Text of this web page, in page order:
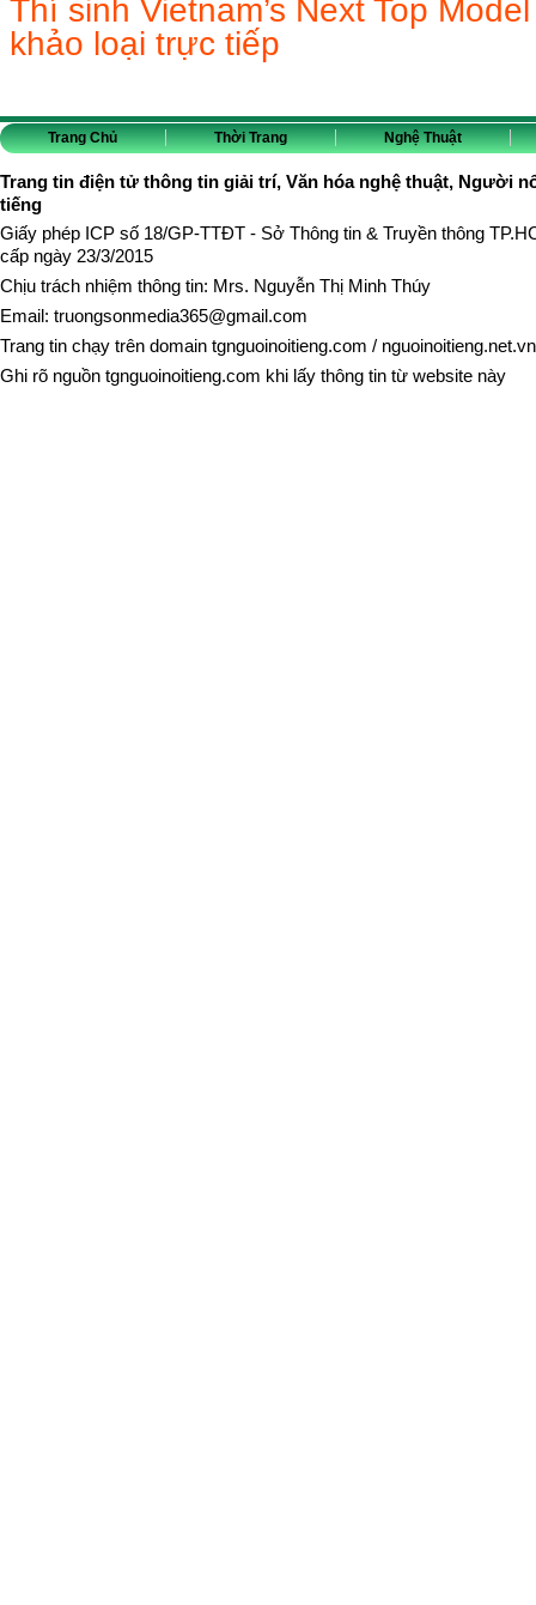
Thí sinh Vietnam’s Next Top
khảo loại trực tiếp
Trang Chủ Thời Trang Nghệ Thuật
Trang tin điện tử thông tin giải trí, Văn hóa nghệ thuật, Người
tiếng
Giấy phép ICP số 18/GP-TTĐT - Sở Thông tin & Truyền thông
cấp ngày 23/3/2015
Chịu trách nhiệm thông tin: Mrs. Nguyễn Thị Minh Thúy
Email: truongsonmedia365@gmail.com
Trang tin chạy trên domain tgnguoinoitieng.com / nguoinoitieng.net.vn
Ghi rõ nguồn tgnguoinoitieng.com khi lấy thông tin từ website này